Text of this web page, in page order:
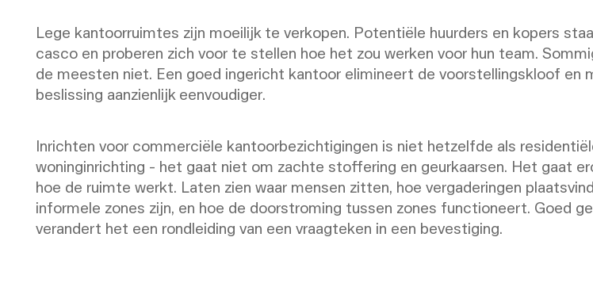
Lege kantoorruimtes zijn moeilijk te verkopen. Potentiële huurders en kopers
casco en proberen zich voor te stellen hoe het zou werken voor hun team.
de meesten niet. Een goed ingericht kantoor elimineert de voorstellingskloof en
beslissing aanzienlijk eenvoudiger.
Inrichten voor commerciële kantoorbezichtigingen is niet hetzelfde als
woninginrichting - het gaat niet om zachte stoffering en geurkaarsen. Het gaat
hoe de ruimte werkt. Laten zien waar mensen zitten, hoe vergaderingen
informele zones zijn, en hoe de doorstroming tussen zones functioneert. Goed
verandert het een rondleiding van een vraagteken in een bevestiging.